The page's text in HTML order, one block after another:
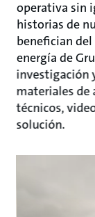
operativa sin
historias de
benefician
energía de
investigación
materiales de
técnicos,
solución.